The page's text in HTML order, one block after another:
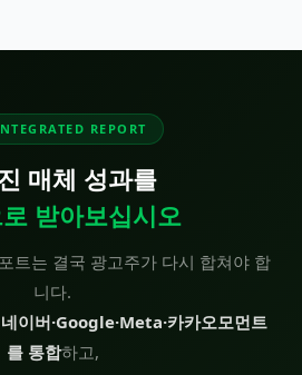
REPORT
매체 성과를
받아보십시오
트는 결국 광고주가 다시 합쳐야 합
니다.
네이버·Google·Meta·카카오모먼트
를 통합하고,